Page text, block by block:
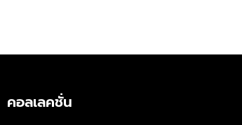
คอลเลคชั่น